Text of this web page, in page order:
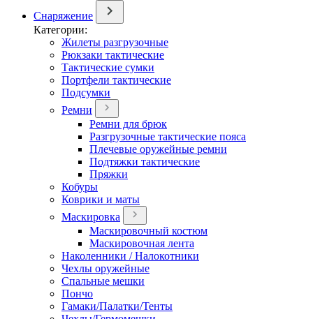
Снаряжение
Категории:
Жилеты разгрузочные
Рюкзаки тактические
Тактические сумки
Портфели тактические
Подсумки
Ремни
Ремни для брюк
Разгрузочные тактические пояса
Плечевые оружейные ремни
Подтяжки тактические
Пряжки
Кобуры
Коврики и маты
Маскировка
Маскировочный костюм
Маскировочная лента
Наколенники / Налокотники
Чехлы оружейные
Спальные мешки
Пончо
Гамаки/Палатки/Тенты